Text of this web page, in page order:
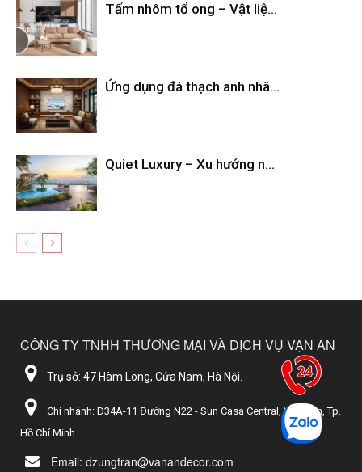
Tấm nhôm tổ ong – Vật liệ...
Ứng dụng đá thạch anh nhâ...
Quiet Luxury – Xu hướng n...
CÔNG TY TNHH THƯƠNG MẠI VÀ DỊCH VỤ VẠN AN
Trụ sở: 47 Hàm Long, Cửa Nam, Hà Nội.
Chi nhánh: D34A-11 Đường N22 - Sun Casa Central, Vĩnh Tân, Tp.
Hồ Chí Minh.
Email: dzungtran@vanandecor.com